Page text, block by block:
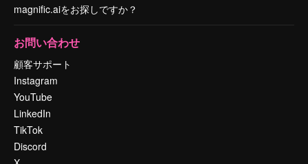
magnific.aiをお探しですか？
お問い合わせ
顧客サポート
Instagram
YouTube
LinkedIn
TikTok
Discord